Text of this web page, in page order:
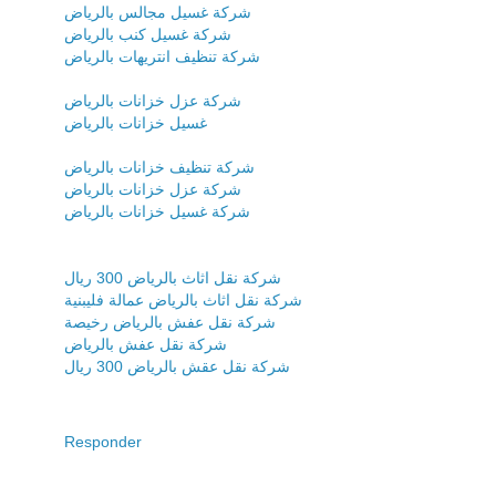
شركة غسيل مجالس بالرياض
شركة غسيل كنب بالرياض
شركة تنظيف انتريهات بالرياض
شركة عزل خزانات بالرياض
غسيل خزانات بالرياض
شركة تنظيف خزانات بالرياض
شركة عزل خزانات بالرياض
شركة غسيل خزانات بالرياض
شركة نقل اثاث بالرياض 300 ريال
شركة نقل اثاث بالرياض عمالة فليبنية
شركة نقل عفش بالرياض رخيصة
شركة نقل عفش بالرياض
شركة نقل عقش بالرياض 300 ريال
Responder